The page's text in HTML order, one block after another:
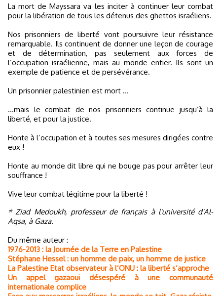
La mort de Mayssara va les inciter à continuer leur combat
pour la libération de tous les détenus des ghettos israéliens.
Nos prisonniers de liberté vont poursuivre leur résistance
remarquable. Ils continuent de donner une leçon de courage
et de détermination, pas seulement aux forces de
l’occupation israélienne, mais au monde entier. Ils sont un
exemple de patience et de persévérance.
Un prisonnier palestinien est mort ...
...mais le combat de nos prisonniers continue jusqu’à la
liberté, et pour la justice.
Honte à l’occupation et à toutes ses mesures dirigées contre
eux !
Honte au monde dit libre qui ne bouge pas pour arrêter leur
souffrance !
Vive leur combat légitime pour la liberté !
* Ziad Medoukh, professeur de français à l'université d'Al-
Aqsa, à Gaza.
Du même auteur :
1976-2013 : la Journée de la Terre en Palestine
Stéphane Hessel : un homme de paix, un homme de justice
La Palestine Etat observateur à l’ONU : la liberté s’approche
Un appel gazaoui désespéré à une communauté
internationale complice